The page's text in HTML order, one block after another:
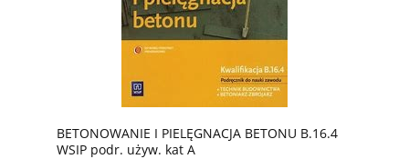
BETONOWANIE I PIELĘGNACJA BETONU B.16.4
WSIP podr. używ. kat A